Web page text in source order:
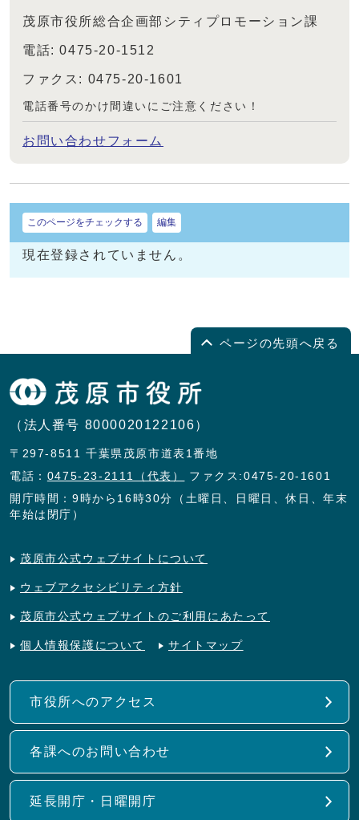
茂原市役所総合企画部シティプロモーション課
電話: 0475-20-1512
ファクス: 0475-20-1601
電話番号のかけ間違いにご注意ください！
お問い合わせフォーム
このページをチェックする 編集
現在登録されていません。
ページの先頭へ戻る
（法人番号 8000020122106）
〒297-8511 千葉県茂原市道表1番地
電話： 0475-23-2111（代表）
ファクス:0475-20-1601
開庁時間：9時から16時30分（土曜日、日曜日、休日、年末
年始は閉庁）
茂原市公式ウェブサイトについて
ウェブアクセシビリティ方針
茂原市公式ウェブサイトのご利用にあたって
個人情報保護について サイトマップ
市役所へのアクセス
各課へのお問い合わせ
延長開庁・日曜開庁